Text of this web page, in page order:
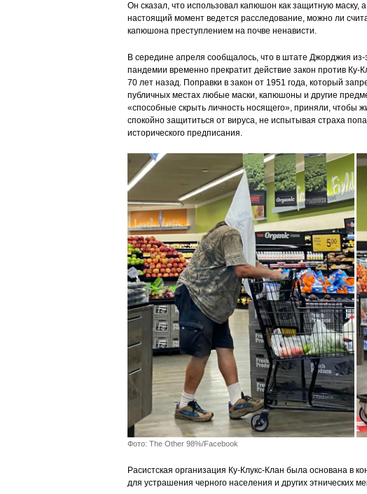
Он сказал, что использовал капюшон как защитную маску,
настоящий момент ведется расследование, можно ли
капюшона преступлением на почве ненависти.
В середине апреля сообщалось, что в штате Джорджия из-
пандемии временно прекратит действие закон против Ку-
70 лет назад. Поправки в закон от 1951 года, который
публичных местах любые маски, капюшоны и другие
«способные скрыть личность носящего», приняли, чтобы
спокойно защититься от вируса, не испытывая страха
исторического предписания.
Фото: The Other 98%/Facebook
Расистская организация Ку-Клукс-Клан была основана в
для устрашения черного населения и других этнических